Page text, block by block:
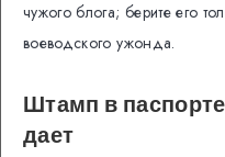
чужого блога; берите его
воеводского ужонда.
Штамп в
дает